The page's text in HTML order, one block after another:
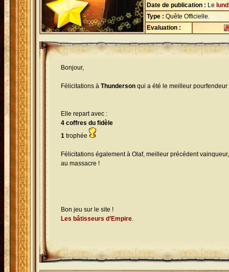
Date de publication : Le
Type : Quête Officielle.
Evaluation :
Bonjour,
Félicitations à Thunderson qui a été le meilleur
Elle repart avec :
4 coffres du fidèle
1 trophée
Félicitations également à Olaf, meilleur précédent
au massacre !
Bon jeu sur le site !
Les bâtisseurs d’Empire.